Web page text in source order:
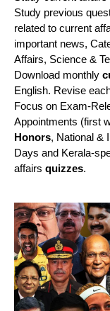
Study previous
related to current
important news,
Affairs, Science &
Download monthly
English. Revise
Focus on Exam-
Appointments (first
Honors, National &
Days and Kerala-
affairs quizzes.